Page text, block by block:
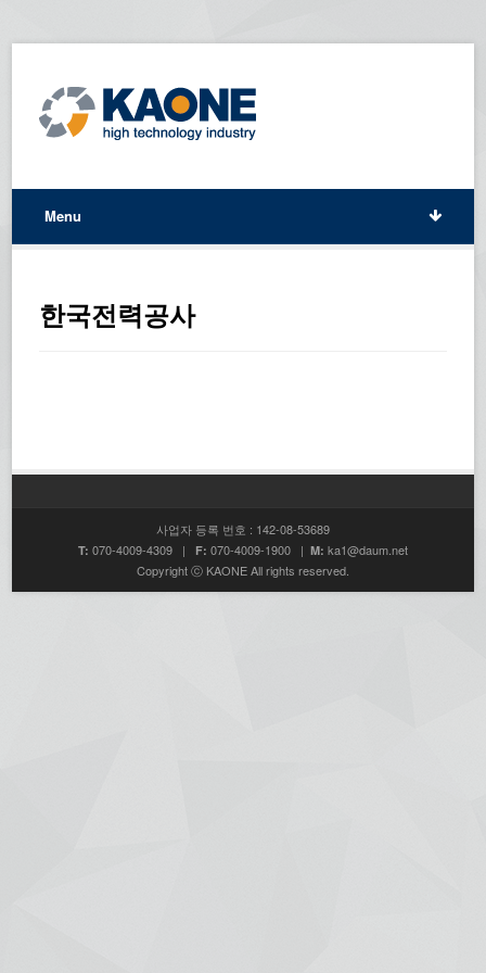
Menu
한국전력공사
사업자 등록 번호 : 142-08-53689
T: 070-4009-4309 | F: 070-4009-1900 | M: ka1@daum.net
Copyright ⓒ KAONE All rights reserved.